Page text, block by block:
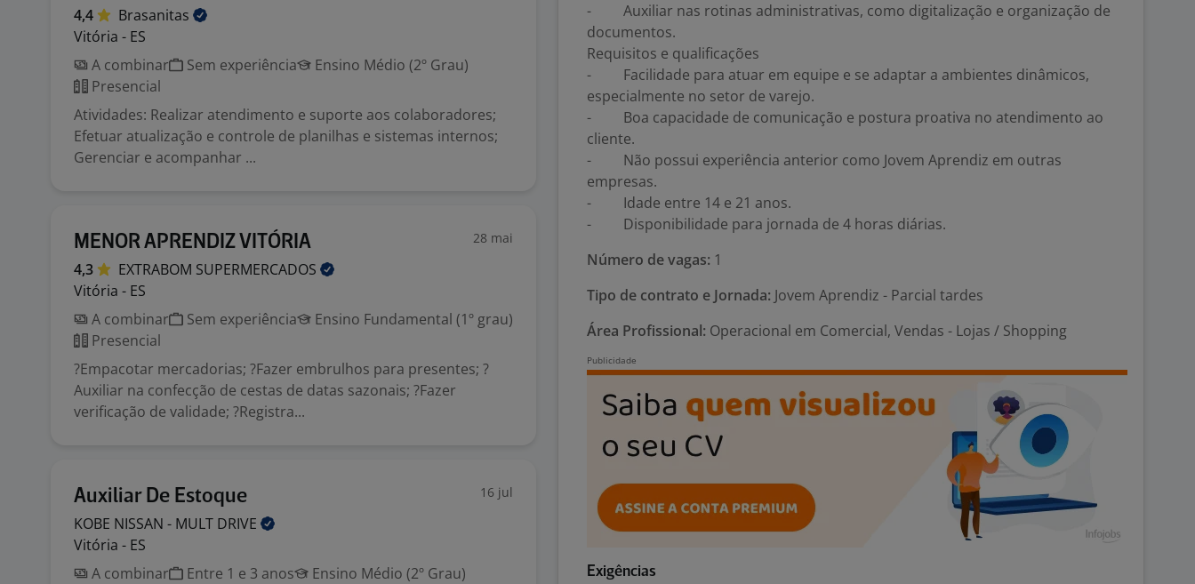
4,4
Brasanitas
Vitória - ES
A combinar
Sem experiência
Ensino Médio (2º Grau)
Presencial
Atividades: Realizar atendimento e suporte aos colaboradores;
Efetuar atualização e controle de planilhas e sistemas internos;
Gerenciar e acompanhar ...
MENOR APRENDIZ VITÓRIA 28 mai
4,3 EXTRABOM SUPERMERCADOS
Vitória - ES
A combinar
Sem experiência
Ensino Fundamental (1º grau)
Presencial
?Empacotar mercadorias; ?Fazer embrulhos para presentes; ?
Auxiliar na confecção de cestas de datas sazonais; ?Fazer
verificação de validade; ?Registra...
Auxiliar De Estoque 16 jul
KOBE NISSAN - MULT DRIVE
Vitória - ES
A combinar
Entre 1 e 3 anos
Ensino Médio (2º Grau)
- Auxiliar nas rotinas administrativas, como digitalização e organização de
documentos.
Requisitos e qualificações
- Facilidade para atuar em equipe e se adaptar a ambientes dinâmicos,
especialmente no setor de varejo.
- Boa capacidade de comunicação e postura proativa no atendimento ao
cliente.
- Não possui experiência anterior como Jovem Aprendiz em outras
empresas.
- Idade entre 14 e 21 anos.
- Disponibilidade para jornada de 4 horas diárias.
Número de vagas: 1
Tipo de contrato e Jornada: Jovem Aprendiz - Parcial tardes
Área Profissional: Operacional em Comercial, Vendas - Lojas / Shopping
Exigências